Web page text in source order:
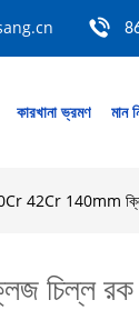
কারখানা ভ্রমণ মান
42Cr 140mm ক্লিজ
রক